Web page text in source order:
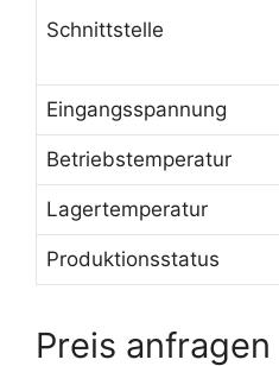
Schnittstelle
Eingangsspannung
Betriebstemperatur
Lagertemperatur
Produktionsstatus
Preis anfragen